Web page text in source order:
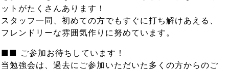
ットがたくさんあります！
スタッフ一同、初めての方でもすぐに打ち解けあえる、
フレンドリーな雰囲気作りに努めています。
■■ ご参加お待ちしています！
当勉強会は、過去にご参加いただいた多くの方からのご